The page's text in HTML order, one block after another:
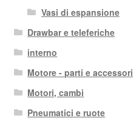
Vasi di espansione
Drawbar e teleferiche
interno
Motore - parti e accessori
Motori, cambi
Pneumatici e ruote